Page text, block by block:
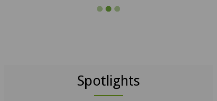
Spotlights